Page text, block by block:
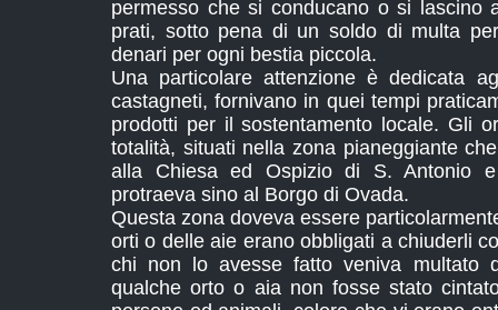
permesso che si conducano o si lascino
prati, sotto pena di un soldo di multa
denari per ogni bestia piccola.
Una particolare attenzione è dedicata
castagneti, fornivano in quei tempi
prodotti per il sostentamento locale. Gli
totalità, situati nella zona pianeggiante
alla Chiesa ed Ospizio di S. Antonio
protraeva sino al Borgo di Ovada.
Questa zona doveva essere
orti o delle aie erano obbligati a chiuderli
chi non lo avesse fatto veniva multato
qualche orto o aia non fosse stato